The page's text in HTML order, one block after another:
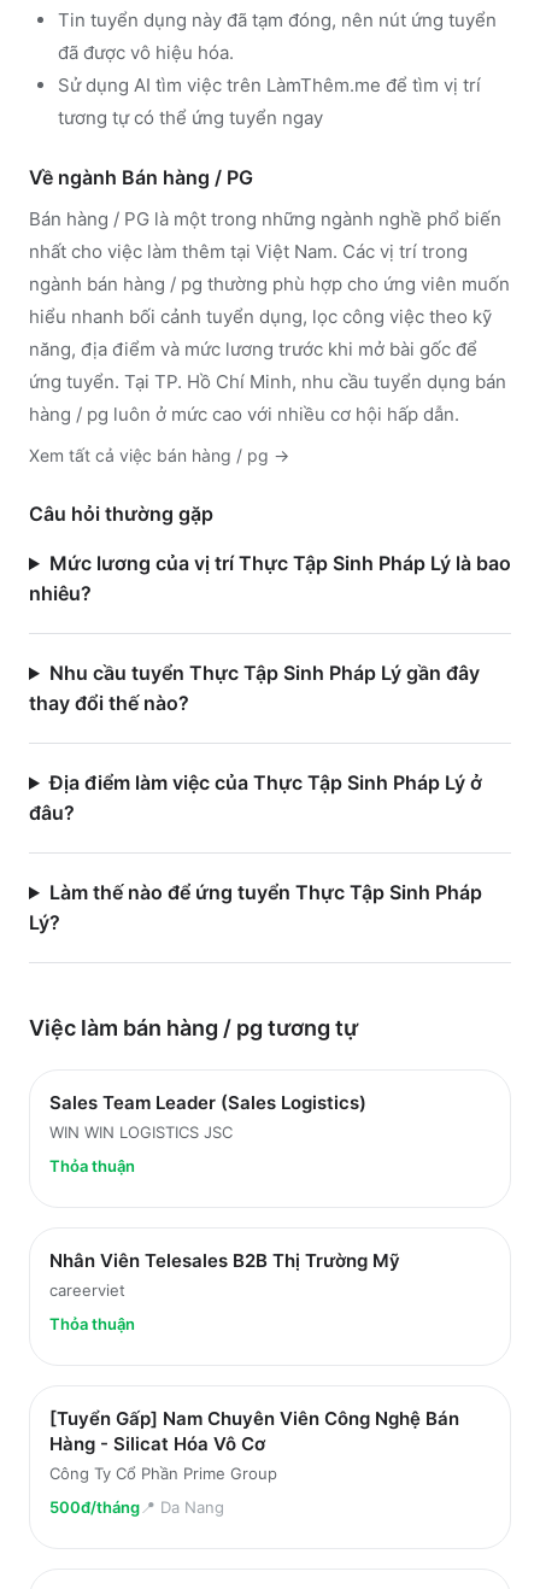
Tin tuyển dụng này đã tạm đóng, nên nút ứng tuyển
đã được vô hiệu hóa.
Sử dụng AI tìm việc trên LàmThêm.me để tìm vị trí
tương tự có thể ứng tuyển ngay
Về ngành Bán hàng / PG
Bán hàng / PG là một trong những ngành nghề phổ biến
nhất cho việc làm thêm tại Việt Nam. Các vị trí trong
ngành bán hàng / pg thường phù hợp cho ứng viên muốn
hiểu nhanh bối cảnh tuyển dụng, lọc công việc theo kỹ
năng, địa điểm và mức lương trước khi mở bài gốc để
ứng tuyển. Tại TP. Hồ Chí Minh, nhu cầu tuyển dụng bán
hàng / pg luôn ở mức cao với nhiều cơ hội hấp dẫn.
Xem tất cả việc bán hàng / pg →
Câu hỏi thường gặp
Mức lương của vị trí Thực Tập Sinh Pháp Lý là bao
nhiêu?
Nhu cầu tuyển Thực Tập Sinh Pháp Lý gần đây
thay đổi thế nào?
Địa điểm làm việc của Thực Tập Sinh Pháp Lý ở
đâu?
Làm thế nào để ứng tuyển Thực Tập Sinh Pháp
Lý?
Việc làm bán hàng / pg tương tự
Sales Team Leader (Sales Logistics)
WIN WIN LOGISTICS JSC
Thỏa thuận
Nhân Viên Telesales B2B Thị Trường Mỹ
careerviet
Thỏa thuận
[Tuyển Gấp] Nam Chuyên Viên Công Nghệ Bán
Hàng - Silicat Hóa Vô Cơ
Công Ty Cổ Phần Prime Group
500đ/tháng📍 Da Nang